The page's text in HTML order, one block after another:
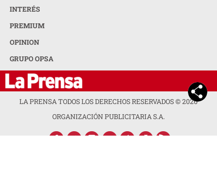
INTERÉS
PREMIUM
OPINION
GRUPO OPSA
LA PRENSA TODOS LOS DERECHOS RESERVADOS ©2026
ORGANIZACIÓN PUBLICITARIA S.A.